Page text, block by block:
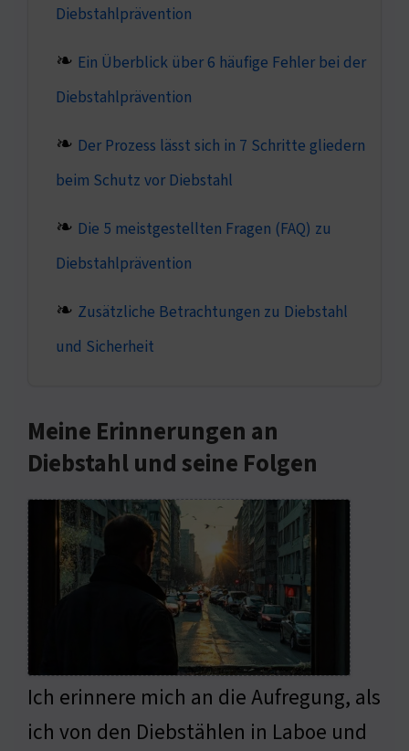
Diebstahlprävention
Ein Überblick über 6 häufige Fehler bei der
Diebstahlprävention
Der Prozess lässt sich in 7 Schritte gliedern
beim Schutz vor Diebstahl
Die 5 meistgestellten Fragen (FAQ) zu
Diebstahlprävention
Zusätzliche Betrachtungen zu Diebstahl
und Sicherheit
Meine Erinnerungen an
Diebstahl und seine Folgen
Ich erinnere mich an die Aufregung, als
ich von den Diebstählen in Laboe und